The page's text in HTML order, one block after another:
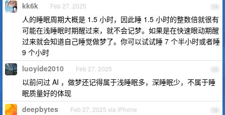
14
kk6k Feb 27, 2025
人的睡眠周期大概是 1.5 小时，因此睡 1.5 小时的整数倍就很有
可能在浅睡眠时期醒过来，就不会记梦。如果是在快速眼动期醒
过来就会知道自己睡觉做梦了。你可以试试睡 7 个半小时或者睡
9 个小时
15
luoyide2010 Feb 27, 2025
以前问过 AI ，做梦还记得属于浅睡眠多，深睡眠少，不属于睡
眠质量好的体现
16
deepbytes Feb 27, 2025 via iPhone